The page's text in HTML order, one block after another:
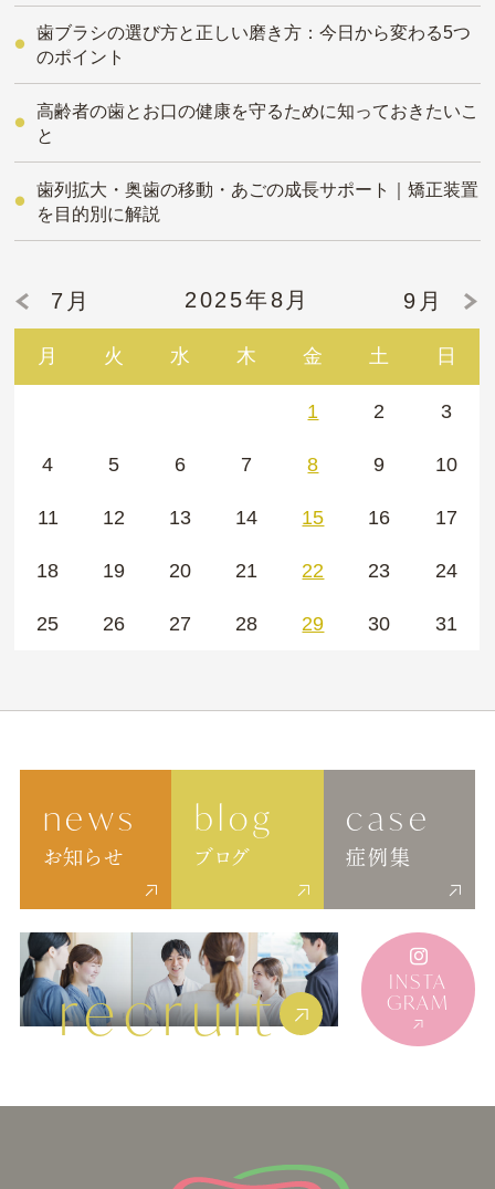
歯ブラシの選び方と正しい磨き方：今日から変わる5つ
のポイント
高齢者の歯とお口の健康を守るために知っておきたいこ
と
歯列拡大・奥歯の移動・あごの成長サポート｜矯正装置
を目的別に解説
2025年8月
月 火 水 木 金 土 日
7月 9月
1 2 3
4 5 6 7 8 9 10
11 12 13 14 15 16 17
18 19 20 21 22 23 24
25 26 27 28 29 30 31
news
お知らせ
blog
ブログ
case
症例集
recruit INSTA
GRAM